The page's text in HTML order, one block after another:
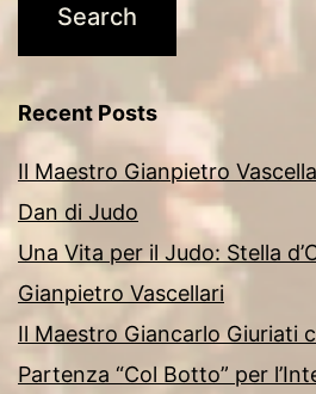
Recent Posts
Il Maestro Gianpietro
Dan di Judo
Una Vita per il Judo: Stella
Gianpietro Vascellari
Il Maestro Giancarlo Giuriati
Partenza “Col Botto” per